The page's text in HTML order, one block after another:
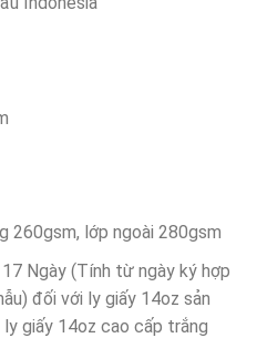
260gsm, lớp ngoài 280gsm
Ngày (Tính từ ngày ký hợp
đối với ly giấy 14oz sản
giấy 14oz cao cấp trắng